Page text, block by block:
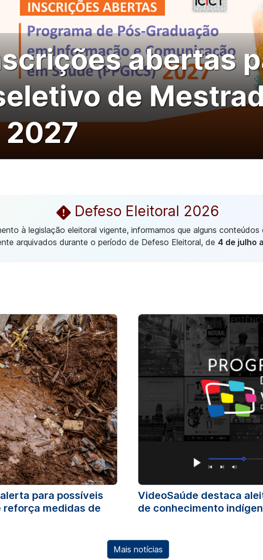
abertas
de
2027
Defeso Eleitoral 2026
à legislação eleitoral vigente, informamos que alguns
arquivados durante o período de Defeso Eleitoral, de 4 de julho
para possíveis
reforça medidas de
VideoSaúde destaca
de conhecimento
Mais notícias